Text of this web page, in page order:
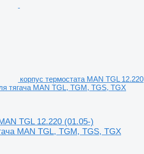
корпус термостата MAN TGL 12.220
тягача MAN TGL, TGM, TGS, TGX
TGL 12.220 (01.05-)
MAN TGL, TGM, TGS, TGX